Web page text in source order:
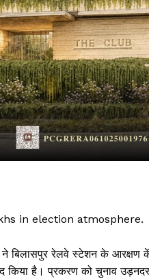
in election atmosphere.
बिलासपुर रेलवे स्टेशन के आरक्षण
है। प्रकरण को चुनाव